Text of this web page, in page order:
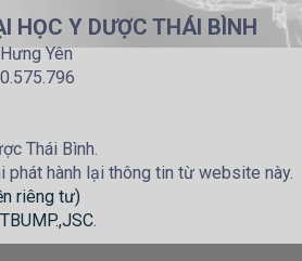
HỌC Y DƯỢC THÁI BÌNH
Yên
Thái Bình.
phát hành lại thông tin từ website này.
riêng tư)
TBUMP.,JSC.